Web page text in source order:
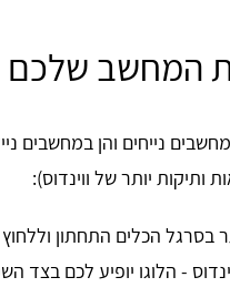
המחשב שלכם
נייחים והן במחשבים
בסרגל הכלים התחתון וללחוץ
- הלוגו יופיע לכם בצד